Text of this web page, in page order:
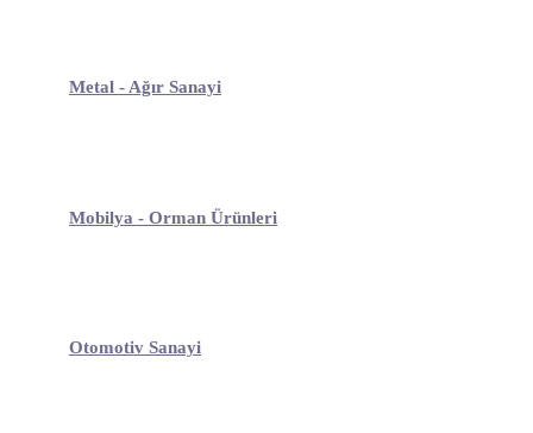
Metal - Ağır Sanayi
Mobilya - Orman Ürünleri
Otomotiv Sanayi